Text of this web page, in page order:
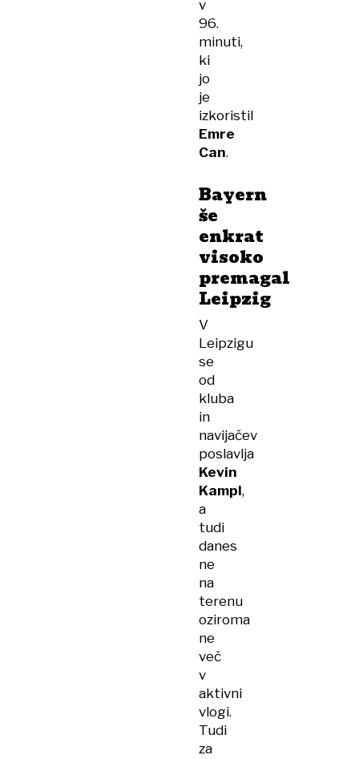
v
96.
minuti,
ki
jo
je
izkoristil
Emre
Can.
Bayern
še
enkrat
visoko
premagal
Leipzig
V
Leipzigu
se
od
kluba
in
navijačev
poslavlja
Kevin
Kampl,
a
tudi
danes
ne
na
terenu
oziroma
ne
več
v
aktivni
vlogi.
Tudi
za